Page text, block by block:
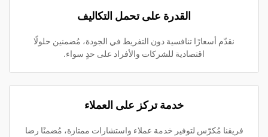
القدرة على تحمل التكاليف
تنافسية دون التفريط في الجودة، مُضمنين حلولًا
اقتصادية للشركات والأفراد على حدٍ سواء.
خدمة تركز على العملاء
لتوفير خدمة عملاء واستشارات ممتازة، مُضمنًا رضا